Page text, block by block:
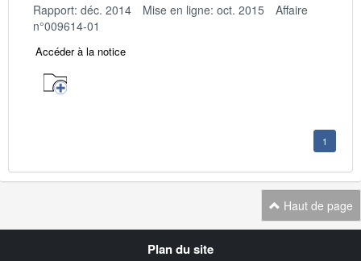
Rapport: déc. 2014 Mise en ligne: oct. 2015
Affaire
n°009614-01
Accéder à la notice
1
Haut de page
Plan du site